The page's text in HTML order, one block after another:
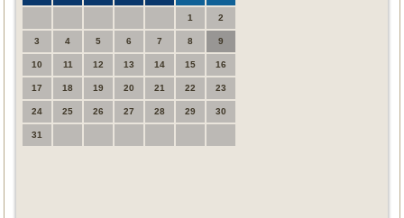
1 2
3 4 5 6 7 8 9
10 11 12 13 14 15 16
17 18 19 20 21 22 23
24 25 26 27 28 29 30
31